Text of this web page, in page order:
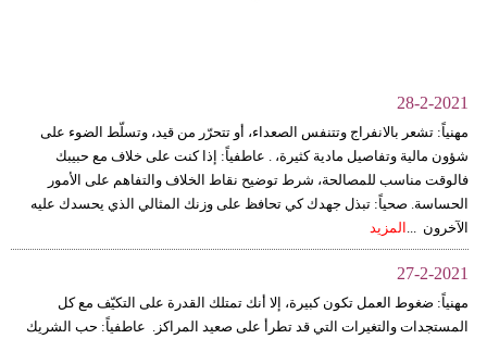
البرلمان
المغربي
إعلام
28-2-2021
مهنياً: تشعر بالانفراج وتتنفس الصعداء، أو تتحرّر من قيد، وتسلّط الضوء على
شؤون مالية وتفاصيل مادية كثيرة، . عاطفياً: إذا كنت على خلاف مع حبيبك
فالوقت مناسب للمصالحة، شرط توضيح نقاط الخلاف والتفاهم على الأمور
الحساسة. صحياً: تبذل جهدك كي تحافظ على وزنك المثالي الذي يحسدك عليه
الآخرون ... المزيد
27-2-2021
مهنياً: ضغوط العمل تكون كبيرة، إلا أنك تمتلك القدرة على التكيّف مع كل
المستجدات والتغيرات التي قد تطرأ على صعيد المراكز. عاطفياً: حب الشريك